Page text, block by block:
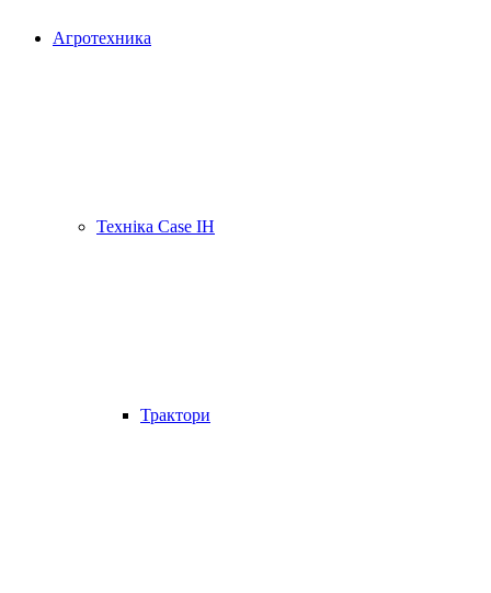
Агротехника
Техніка Case IH
Трактори